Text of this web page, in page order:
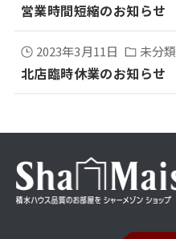
営業時間短縮のお知らせ
2023年3月11日 未分類
北店臨時休業のお知らせ